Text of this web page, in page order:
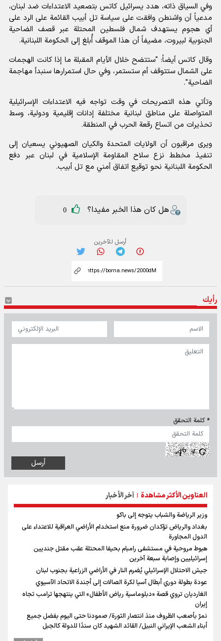
وفي السياق ذاته، هدد يسرائيل كاتس بتصعيد الاعتداءات ضد لبنان،
مدعياً أن واشنطن وافقت على سياسة تل أبيب القائمة على الرد على
أي هجوم يستهدف شمال فلسطين المحتلة عبر قصف الضاحية
الجنوبية لبيروت، مضيفاً أن هذا الموقف أُبلغ إلى الحكومة اللبنانية.
وقال كاتس أيضاً: "ستتضح خلال الأيام المقبلة ما إذا كانت الهجمات
على الشمال ستتوقف أم ستستمر، وفي حال استمرارها سنبدأ مهاجمة
الضاحية".
وتأتي هذه التصريحات في وقت تواجه فيه الاعتداءات الإسرائيلية
المتواصلة على مناطق لبنانية مختلفة إدانات إقليمية ودولية، وسط
تحذيرات من اتساع رقعة الحرب في المنطقة.
ويرى مراقبون أن الولايات المتحدة والكيان الصهيوني يسعيان إلى
تنفيذ مخطط نزع سلاح المقاومة الإسلامية في لبنان عبر دفع
الحكومة اللبنانية نحو توقيع اتفاق أمني مع تل أبيب.
هل كان هذا الخبر مفيدا؟ 0
أرسل للآخرين
رأيك
* كلمة التحقق
العناوين الأكثر مشاهدة | آخر الأخبار
وزير الرياضة والشباب يتوجه إلى باكو
بغداد والرياض تؤكدان ضرورة منع استخدام الأراضي العراقية للاعتداء على
الدول المجاورة
هبوط مروحية في مستشفى رامبام بحيفا المحتلة عقب مقتل جنديين
إسرائيليين وإصابة سبعة آخرين
جيش الاحتلال الإسرائيلي يُضرم النار في الأراضي الزراعية بجنوب لبنان
عودة بطولة دوري أبطال آسيا لكرة الصالات إلى أجندة الاتحاد الآسيوي
الغارديان تروي قصة «دبلوماسية رياض الأطفال» التي ينتهجها ترامب تجاه
إيران
نمرّ بأصعب الظروف منذ انتصار الثورة/ صمودنا حتى اليوم بفضل جميع
أبناء الشعب الإيراني النبيل/ القائد الشهيد كان سندًا للدولة كالجبل